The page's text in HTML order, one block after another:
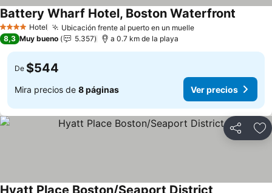
4 EstrellasHotel Ubicación frente al puerto en un muelleVer precios
Battery Wharf Hotel, Boston Waterfront
8,3 Muy bueno 5.357 a 0.7 km de la playa
De $544
Mira precios de 8 páginas Ver precios
Compartir
Hyatt Place Boston/Seaport District